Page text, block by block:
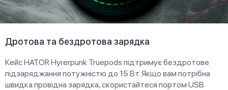
Дротова та бездротова зарядка
Кейс HATOR Hyrerpunk Truepods підтримує бездротове
підзаряджання потужністю до 15 Вт. Якщо вам потрібна
швидка провідна зарядка, скористайтеся портом USB